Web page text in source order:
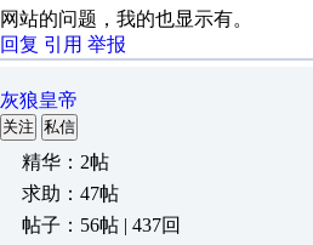
网站的问题，我的也显示有。
回复 引用 举报
灰狼皇帝
关注 私信
精华：2帖
求助：47帖
帖子：56帖 | 437回